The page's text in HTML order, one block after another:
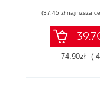
(37,45 zł najniższa
74.90zł (-